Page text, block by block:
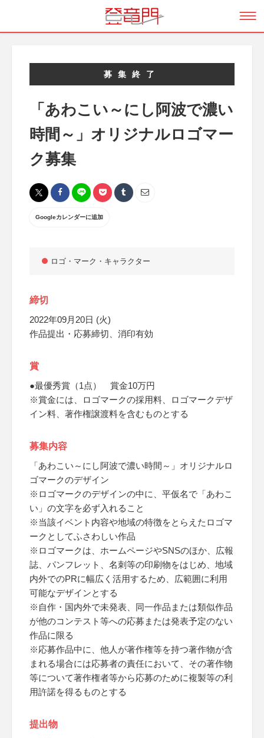
募集終了
「あわこい～にし阿波で濃い
時間～」オリジナルロゴマー
ク募集
Googleカレンダーに追加
ロゴ・マーク・キャラクター
締切
2022年09月20日 (火)
作品提出・応募締切、消印有効
賞
●最優秀賞（1点） 賞金10万円
※賞金には、ロゴマークの採用料、ロゴマークデザ
イン料、著作権譲渡料を含むものとする
募集内容
「あわこい～にし阿波で濃い時間～」オリジナルロ
ゴマークのデザイン
※ロゴマークのデザインの中に、平仮名で「あわこ
い」の文字を必ず入れること
※当該イベント内容や地域の特徴をとらえたロゴマ
ークとしてふさわしい作品
※ロゴマークは、ホームページやSNSのほか、広報
誌、パンフレット、名刺等の印刷物をはじめ、地域
内外でのPRに幅広く活用するため、広範囲に利用
可能なデザインとする
※自作・国内外で未発表、同一作品または類似作品
が他のコンテスト等への応募または発表予定のない
作品に限る
※応募作品中に、他人が著作権等を持つ著作物が含
まれる場合には応募者の責任において、その著作物
等について著作権者等から応募のために複製等の利
用許諾を得るものとする
提出物